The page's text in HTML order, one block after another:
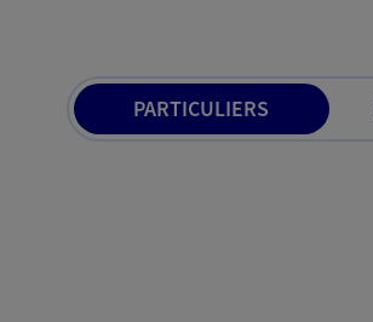
PARTICULIERS